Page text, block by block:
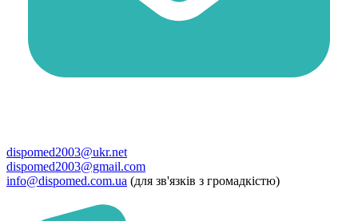
dispomed2003@ukr.net
dispomed2003@gmail.com
info@dispomed.com.ua (для зв'язків з громадкістю)